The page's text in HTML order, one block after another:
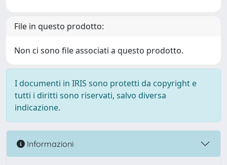
File in questo prodotto:
Non ci sono file associati a questo prodotto.
I documenti in IRIS sono protetti da copyright e
tutti i diritti sono riservati, salvo diversa
indicazione.
Informazioni